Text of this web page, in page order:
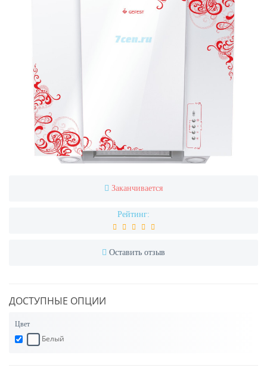
Заканчивается
Рейтинг:
Оставить отзыв
ДОСТУПНЫЕ ОПЦИИ
Цвет
Белый